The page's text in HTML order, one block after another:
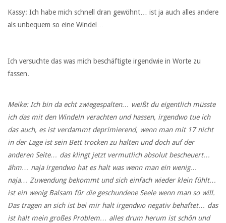
Kassy: Ich habe mich schnell dran gewöhnt… ist ja auch alles andere
als unbequem so eine Windel…
Ich versuchte das was mich beschäftigte irgendwie in Worte zu
fassen.
Meike: Ich bin da echt zwiegespalten… weißt du eigentlich müsste
ich das mit den Windeln verachten und hassen, irgendwo tue ich
das auch, es ist verdammt deprimierend, wenn man mit 17 nicht
in der Lage ist sein Bett trocken zu halten und doch auf der
anderen Seite… das klingt jetzt vermutlich absolut bescheuert…
ähm… naja irgendwo hat es halt was wenn man ein wenig…
naja… Zuwendung bekommt und sich einfach wieder klein fühlt…
ist ein wenig Balsam für die geschundene Seele wenn man so will.
Das tragen an sich ist bei mir halt irgendwo negativ behaftet… das
ist halt mein großes Problem… alles drum herum ist schön und